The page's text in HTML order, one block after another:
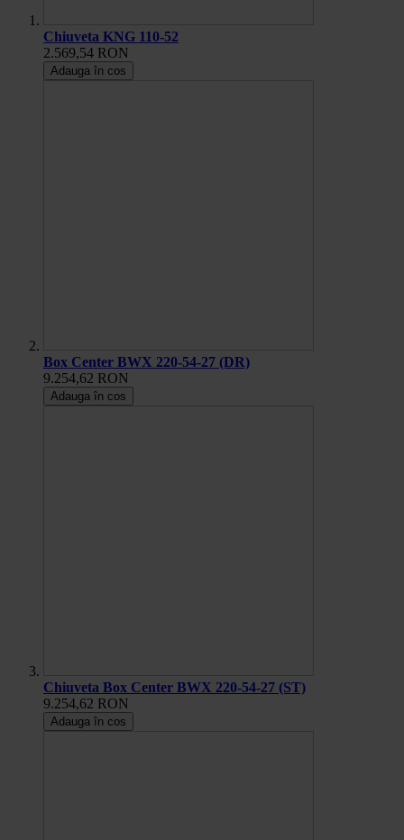
Chiuveta KNG 110-52
2.569,54 RON
Adauga în cos
Box Center BWX 220-54-27 (DR)
9.254,62 RON
Adauga în cos
Chiuveta Box Center BWX 220-54-27 (ST)
9.254,62 RON
Adauga în cos